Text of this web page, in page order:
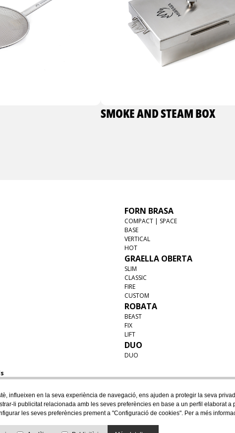
influeixen en la seva experiència de navegació, ens ajuden a protegir la seva
li publicitat relacionada amb les seves preferències en base a un perfil elaborat
les seves preferències prement a "Configuració de cookies". Per a més
SMOKE AND STEAM BOX
FORN BRASA
COMPACT | SPACE
BASE
VERTICAL
HOT
GRAELLA OBERTA
SLIM
CLASSIC
FIRE
CUSTOM
ROBATA
BEAST
FIX
LIFT
DUO
DUO